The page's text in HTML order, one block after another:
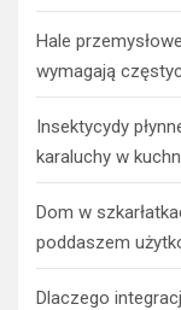
Hale
wymagają
Insektycydy
karaluchy w
Dom w
poddaszem
Dlaczego